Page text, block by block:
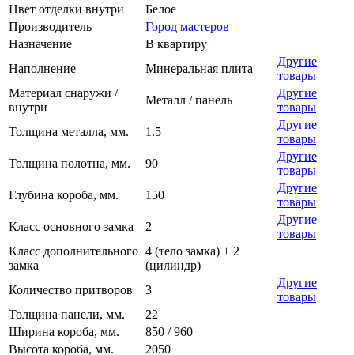
Цвет отделки внутри
Белое
Производитель
Город мастеров
Назначение
В квартиру
Наполнение
Минеральная плита
Другие
товары
Материал снаружи /
внутри
Металл / панель
Другие
товары
Толщина металла, мм.
1.5
Другие
товары
Толщина полотна, мм.
90
Другие
товары
Глубина короба, мм.
150
Другие
товары
Класс основного замка
2
Другие
товары
Класс дополнительного
замка
4 (тело замка) + 2
(цилиндр)
Количество притворов
3
Другие
товары
Толщина панели, мм.
22
Ширина короба, мм.
850 / 960
Высота короба, мм.
2050